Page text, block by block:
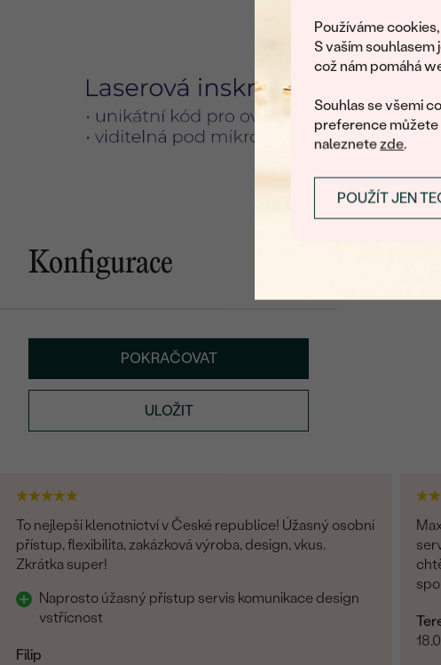
Používáme
S vaším
což nám pomáhá
Souhlas se všemi
preference můžete
naleznetezde.
POUŽÍT JEN
Konfigurace
POKRAČOVAT
ULOŽIT
To nejlepší klenotnictví v České republice! Úžasný osobní
přístup, flexibilita, zakázková výroba, design, vkus.
Zkrátka super!
Naprosto úžasný přístup servis komunikace design
vstřícnost
Filip